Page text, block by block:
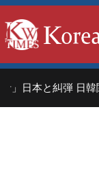
」日本と糾弾 日韓